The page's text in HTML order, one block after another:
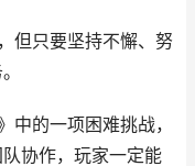
但只要坚持不懈、努
中的一项困难挑战，
协作，玩家一定能